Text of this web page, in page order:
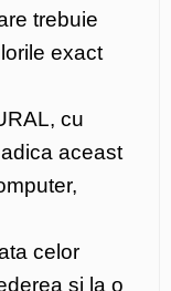
trebuie
exact
cu
aceast
celor
si la o